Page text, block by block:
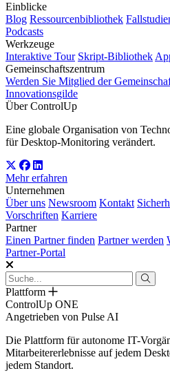
Einblicke
Blog Ressourcenbibliothek
Podcasts
Werkzeuge
Interaktive Tour Skript-Bibliothek
Gemeinschaftszentrum
Werden Sie Mitglied der
Innovationsgilde
Über ControlUp
Eine globale Organisation von
für Desktop-Monitoring verändert.
Mehr erfahren
Unternehmen
Über uns Newsroom Kontakt
Vorschriften Karriere
Partner
Einen Partner finden Partner werden
Partner-Portal
Plattform
ControlUp ONE
Angetrieben von Pulse AI
Die Plattform für autonome IT-
Mitarbeitererlebnisse auf jedem
jedem Standort.